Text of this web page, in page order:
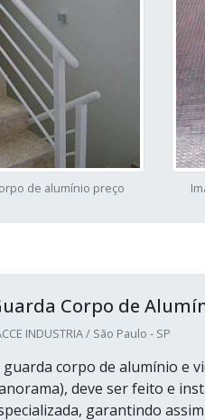
de alumínio preço
Corpo de
INDUSTRIA / São Paulo - SP
guarda corpo de alumínio e
deve ser feito e
garantindo